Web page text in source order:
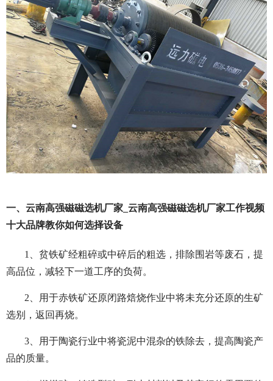
一、云南高强磁磁选机厂家_云南高强磁磁选机厂家工作视频
十大品牌教你如何选择设备
1、贫铁矿经粗碎或中碎后的粗选，排除围岩等废石，提
高品位，减轻下一道工序的负荷。
2、用于赤铁矿还原闭路焙烧作业中将未充分还原的生矿
选别，返回再烧。
3、用于陶瓷行业中将瓷泥中混杂的铁除去，提高陶瓷产
品的质量。